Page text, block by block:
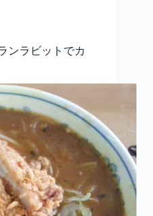
ンラビットでカ